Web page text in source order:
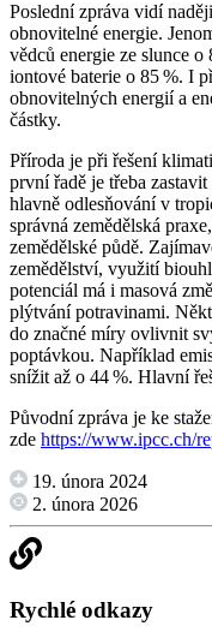
Poslední zpráva vidí
obnovitelné energie.
vědců energie ze slunce
iontové baterie o 85 %. I
obnovitelných energií a
částky.
Příroda je při řešení
první řadě je třeba
hlavně odlesňování v
správná zemědělská
zemědělské půdě.
zemědělství, využití
potenciál má i masová
plýtvání potravinami.
do značné míry ovlivnit
poptávkou. Například
snížit až o 44 %. Hlavní
Původní zpráva je ke
zde https://www.ipcc.ch/
19. února 2024
2. února 2026
Rychlé odkazy